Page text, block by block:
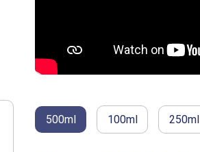
Wanda
500ml 100ml 250ml